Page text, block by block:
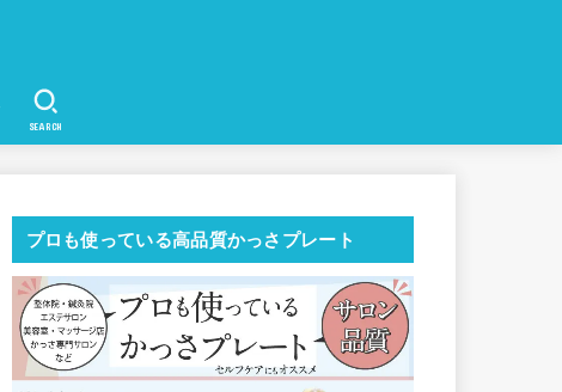
SEARCH
プロも使っている高品質かっさプレート